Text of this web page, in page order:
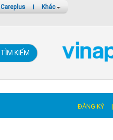
Careplus | Khác
TÌM KIẾM
ĐĂNG KÝ |